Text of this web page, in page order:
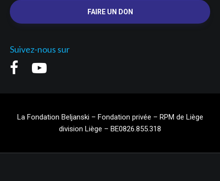
FAIRE UN DON
Suivez-nous sur
La Fondation Beljanski – Fondation privée – RPM de Liège
division Liège – BE0826.855.318